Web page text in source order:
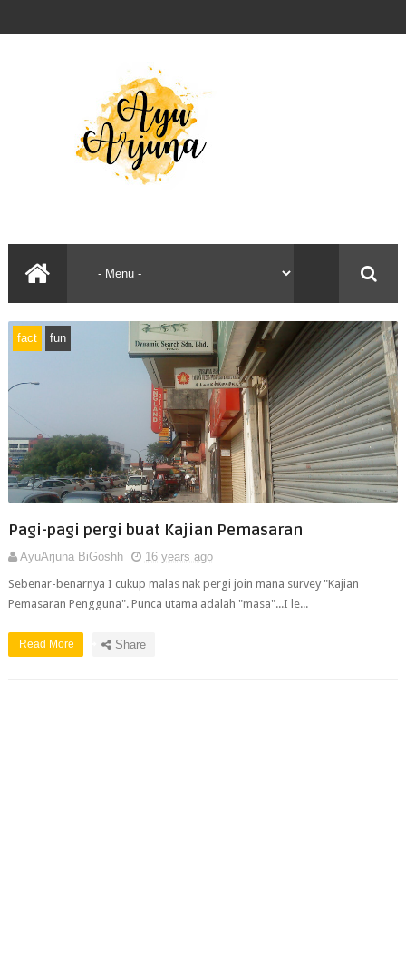
fact fun
Pagi-pagi pergi buat Kajian Pemasaran
AyuArjuna BiGoshh
16 years ago
Sebenar-benarnya I cukup malas nak pergi join mana survey "Kajian
Pemasaran Pengguna". Punca utama adalah "masa"...I le...
Read More Share